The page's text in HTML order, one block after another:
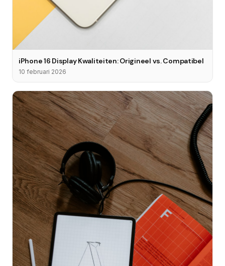
iPhone 16 Display Kwaliteiten: Origineel vs. Compatibel
10 februari 2026